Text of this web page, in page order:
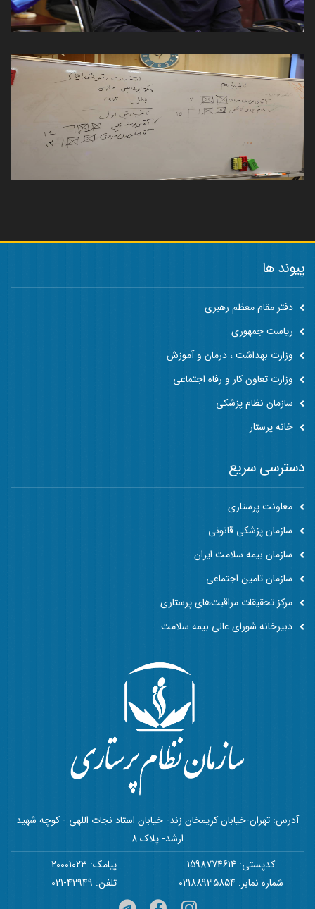
پیوند ها
دفتر مقام معظم رهبری
ریاست جمهوری
وزارت بهداشت ، درمان و آموزش
وزارت تعاون کار و رفاه اجتماعی
سازمان نظام پزشکی
خانه پرستار
آدرس: تهران-خیابان کریمخان زند- خیابان استاد نجات اللهی - کوچه شهید
ارشد- پلاک 8
کدپستی: 1598774614
پیامک: 20001023
شماره نمابر: 02188935854
تلفن: 42949-021
دسترسی سریع
معاونت پرستاری
سازمان پزشکی قانونی
سازمان بیمه سلامت ایران
سازمان تامین اجتماعی
مرکز تحقیقات مراقبت‌های پرستاری
دبیرخانه شورای عالی بیمه سلامت